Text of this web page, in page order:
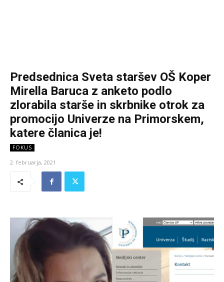
Predsednica Sveta staršev OŠ Koper
Mirella Baruca z anketo podlo
zlorabila starše in skrbnike otrok za
promocijo Univerze na Primorskem,
katere članica je!
FOKUS
2. februarja, 2021